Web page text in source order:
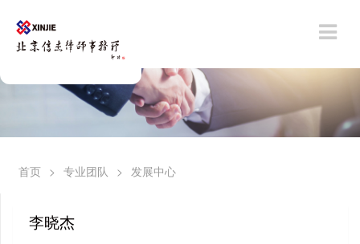
首页 > 专业团队 > 发展中心
李晓杰